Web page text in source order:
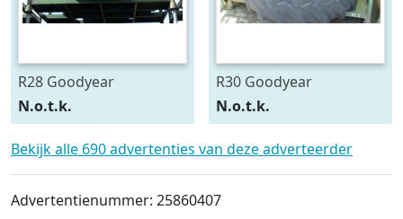
R28 Goodyear
540/75R28
N.o.t.k.
R30 Goodyear
600/70R30
N.o.t.k.
Bekijk alle 690 advertenties van deze adverteerder
Advertentienummer: 25860407